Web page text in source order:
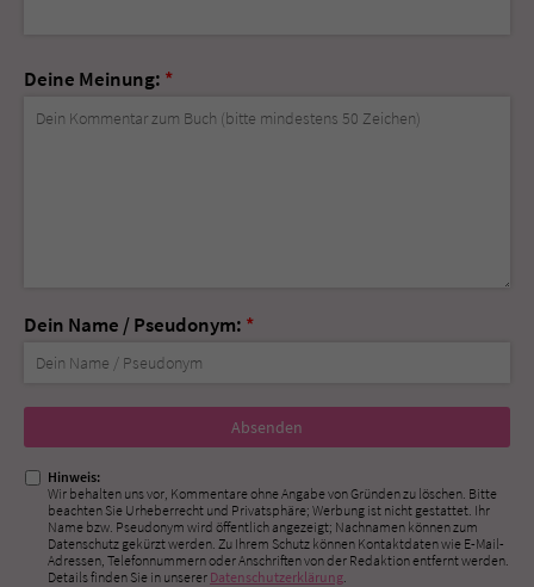
Deine Meinung: *
Dein Name / Pseudonym: *
Nicht
ausfüllen!
Hinweis:
Wir behalten uns vor, Kommentare ohne Angabe von Gründen zu löschen. Bitte
beachten Sie Urheberrecht und Privatsphäre; Werbung ist nicht gestattet. Ihr
Name bzw. Pseudonym wird öffentlich angezeigt; Nachnamen können zum
Datenschutz gekürzt werden. Zu Ihrem Schutz können Kontaktdaten wie E-Mail-
Adressen, Telefonnummern oder Anschriften von der Redaktion entfernt werden.
Details finden Sie in unserer Datenschutzerklärung